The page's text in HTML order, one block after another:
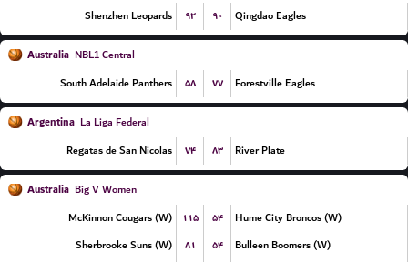
Shenzhen Leopards
۹۲ ۹۰ Qingdao Eagles
Australia NBL1 Central
South Adelaide Panthers
۵۸ ۷۷ Forestville Eagles
Argentina La Liga Federal
Regatas de San Nicolas
۷۴ ۸۳ River Plate
Australia Big V Women
McKinnon Cougars (W)
۱۱۵ ۵۴
Hume City Broncos (W)
Sherbrooke Suns (W)
۸۱ ۵۴
Bulleen Boomers (W)